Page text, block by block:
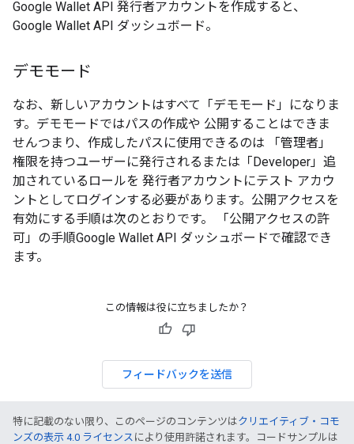
Google Wallet API 発行者アカウントを作成すると、
Google Wallet API ダッシュボード。
デモモード
なお、新しいアカウントはすべて「デモモード」になりま
す。デモモードではパスの作成や 公開することはできま
せんつまり、作成したパスに使用できるのは 「管理者」
権限を持つユーザーに発行されるまたは「Developer」追
加されているロールを 発行者アカウントにテスト アカウ
ントとしてログインする必要があります。公開アクセスを
有効にする手順は次のとおりです。 「公開アクセスの許
可」の手順Google Wallet API ダッシュボードで確認でき
ます。
この情報は役に立ちましたか？
フィードバックを送信
特に記載のない限り、このページのコンテンツはクリエイティブ・コモ
ンズの表示 4.0 ライセンス により使用許諾されます。コードサンプルは